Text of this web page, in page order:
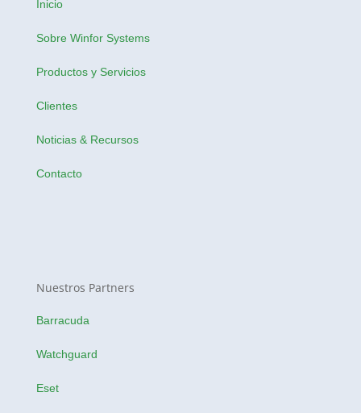
Inicio
Sobre Winfor Systems
Productos y Servicios
Clientes
Noticias & Recursos
Contacto
Nuestros Partners
Barracuda
Watchguard
Eset